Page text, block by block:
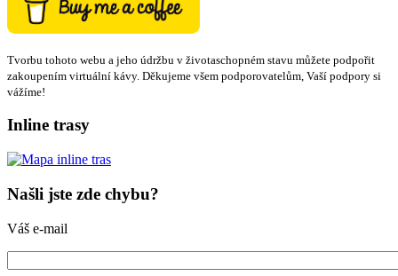
Tvorbu tohoto webu a jeho údržbu v životaschopném stavu můžete podpořit
zakoupením virtuální kávy. Děkujeme všem podporovatelům, Vaší podpory si
vážíme!
Inline trasy
Našli jste zde chybu?
Váš e-mail